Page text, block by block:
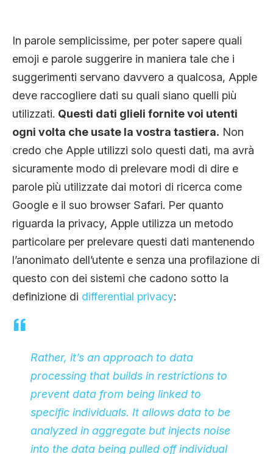
In parole semplicissime, per poter sapere quali
emoji e parole suggerire in maniera tale che i
suggerimenti servano davvero a qualcosa, Apple
deve raccogliere dati su quali siano quelli più
utilizzati. Questi dati glieli fornite voi utenti
ogni volta che usate la vostra tastiera. Non
credo che Apple utilizzi solo questi dati, ma avrà
sicuramente modo di prelevare modi di dire e
parole più utilizzate dai motori di ricerca come
Google e il suo browser Safari. Per quanto
riguarda la privacy, Apple utilizza un metodo
particolare per prelevare questi dati mantenendo
l’anonimato dell’utente e senza una profilazione di
questo con dei sistemi che cadono sotto la
definizione di differential privacy:
Rather, it’s an approach to data
processing that builds in restrictions to
prevent data from being linked to
specific individuals. It allows data to be
analyzed in aggregate but injects noise
into the data being pulled off individual